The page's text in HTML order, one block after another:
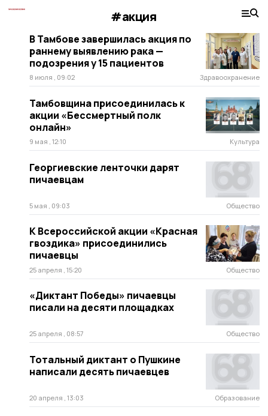
#акция
В Тамбове завершилась акция по
раннему выявлению рака —
подозрения у 15 пациентов
8 июля , 09:02 Здравоохранение
Тамбовщина присоединилась к
акции «Бессмертный полк
онлайн»
9 мая , 12:10 Культура
Георгиевские ленточки дарят
пичаевцам
5 мая , 09:03 Общество
К Всероссийской акции «Красная
гвоздика» присоединились
пичаевцы
25 апреля , 15:20 Общество
«Диктант Победы» пичаевцы
писали на десяти площадках
25 апреля , 08:57 Общество
Тотальный диктант о Пушкине
написали десять пичаевцев
20 апреля , 13:03 Образование